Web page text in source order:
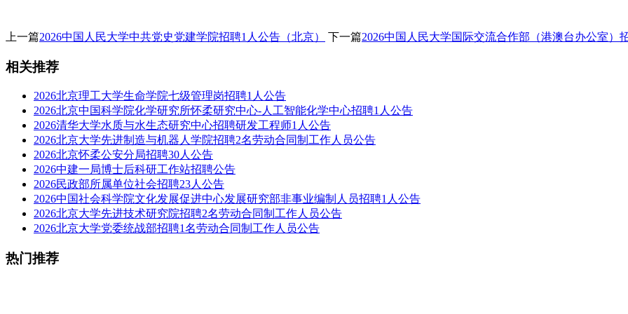
上一篇2026中国人民大学中共党史党建学院招聘1人公告（北京） 下一篇2026中国人民大学国际交流合作部（港澳台办公室）
相关推荐
2026北京理工大学生命学院七级管理岗招聘1人公告
2026北京中国科学院化学研究所怀柔研究中心-人工智能化学中心招聘1人公告
2026清华大学水质与水生态研究中心招聘研发工程师1人公告
2026北京大学先进制造与机器人学院招聘2名劳动合同制工作人员公告
2026北京怀柔公安分局招聘30人公告
2026中建一局博士后科研工作站招聘公告
2026民政部所属单位社会招聘23人公告
2026中国社会科学院文化发展促进中心发展研究部非事业编制人员招聘1人公告
2026北京大学先进技术研究院招聘2名劳动合同制工作人员公告
2026北京大学党委统战部招聘1名劳动合同制工作人员公告
热门推荐